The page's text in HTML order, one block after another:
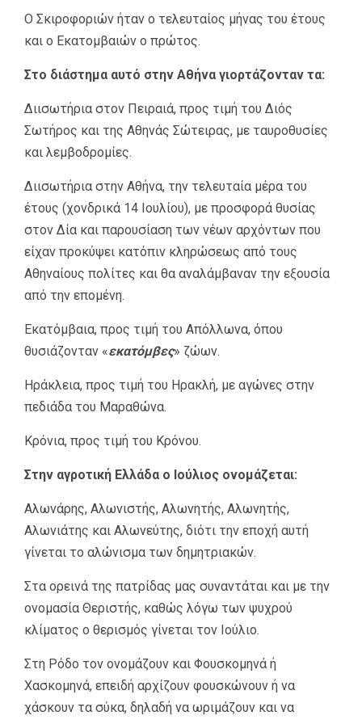
Ο Σκιροφοριών ήταν ο τελευταίος μήνας του έτους
και ο Εκατομβαιών ο πρώτος.
Στο διάστημα αυτό στην Αθήνα γιορτάζονταν τα:
Διισωτήρια στον Πειραιά, προς τιμή του Διός
Σωτήρος και της Αθηνάς Σώτειρας, με ταυροθυσίες
και λεμβοδρομίες.
Διισωτήρια στην Αθήνα, την τελευταία μέρα του
έτους (χονδρικά 14 Ιουλίου), με προσφορά θυσίας
στον Δία και παρουσίαση των νέων αρχόντων που
είχαν προκύψει κατόπιν κληρώσεως από τους
Αθηναίους πολίτες και θα αναλάμβαναν την εξουσία
από την επομένη.
Εκατόμβαια, προς τιμή του Απόλλωνα, όπου
θυσιάζονταν «εκατόμβες» ζώων.
Ηράκλεια, προς τιμή του Ηρακλή, με αγώνες στην
πεδιάδα του Μαραθώνα.
Κρόνια, προς τιμή του Κρόνου.
Στην αγροτική Ελλάδα ο Ιούλιος ονομάζεται:
Αλωνάρης, Αλωνιστής, Αλωνητής, Αλωνητής,
Αλωνιάτης και Αλωνεύτης, διότι την εποχή αυτή
γίνεται το αλώνισμα των δημητριακών.
Στα ορεινά της πατρίδας μας συναντάται και με την
ονομασία Θεριστής, καθώς λόγω των ψυχρού
κλίματος ο θερισμός γίνεται τον Ιούλιο.
Στη Ρόδο τον ονομάζουν και Φουσκομηνά ή
Χασκομηνά, επειδή αρχίζουν φουσκώνουν ή να
χάσκουν τα σύκα, δηλαδή να ωριμάζουν και να